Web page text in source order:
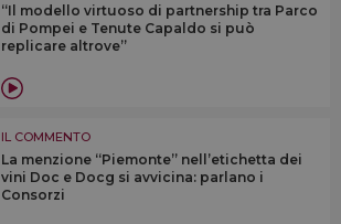
“Il modello virtuoso di partnership tra Parco
di Pompei e Tenute Capaldo si può
replicare altrove”
IL COMMENTO
La menzione “Piemonte” nell’etichetta dei
vini Doc e Docg si avvicina: parlano i
Consorzi